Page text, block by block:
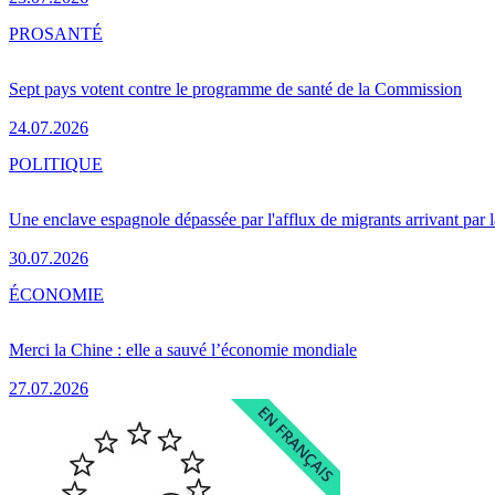
Sept pays votent contre le programme de santé de la Commission
24.07.2026
PROSANTÉ
Une enclave espagnole dépassée par l'afflux de migrants arrivant par
30.07.2026
POLITIQUE
Merci la Chine : elle a sauvé l’économie mondiale
27.07.2026
ÉCONOMIE